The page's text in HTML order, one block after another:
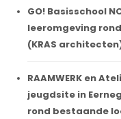
GO! Basisschool
leeromgeving
(KRAS
RAAMWERK en
jeugdsite in
rond bestaande